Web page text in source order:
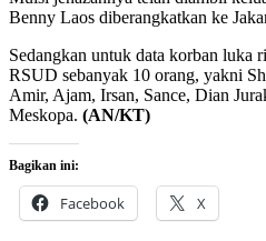
Benny Laos diberangkatkan ke
Sedangkan untuk data korban luka
RSUD sebanyak 10 orang, yakni
Amir, Ajam, Irsan, Sance, Dian
Meskopa. (AN/KT)
Bagikan ini:
Facebook X